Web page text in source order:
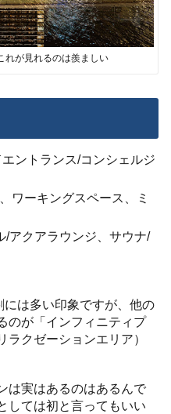
れが見れるのは羨ましい
ントランス/コンシェルジ
ワーキングスペース、ミ
/アクアラウンジ、サウナ/
は多い印象ですが、他の
のが「インフィニティプ
クゼーションエリア）
は実はあるのはあるんで
しては初と言ってもいい